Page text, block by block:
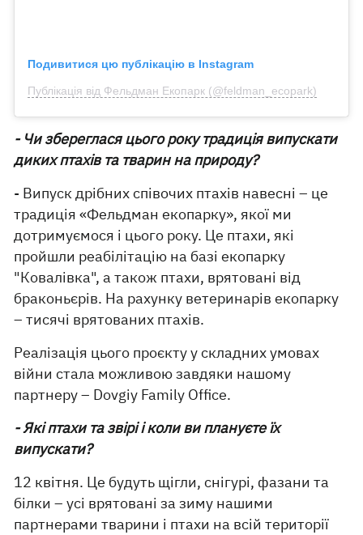
Подивитися цю публікацію в Instagram
Публікація від Фельдман Екопарк (@feldman_ecopark)
- Чи збереглася цього року традиція випускати
диких птахів та тварин на природу?
- Випуск дрібних співочих птахів навесні – це
традиція «Фельдман екопарку», якої ми
дотримуємося і цього року. Це птахи, які
пройшли реабілітацію на базі екопарку
"Ковалівка", а також птахи, врятовані від
браконьєрів. На рахунку ветеринарів екопарку
– тисячі врятованих птахів.
Реалізація цього проєкту у складних умовах
війни стала можливою завдяки нашому
партнеру – Dovgiy Family Office.
- Які птахи та звірі і коли ви плануєте їх
випускати?
12 квітня. Це будуть щігли, снігурі, фазани та
білки – усі врятовані за зиму нашими
партнерами тварини і птахи на всій території